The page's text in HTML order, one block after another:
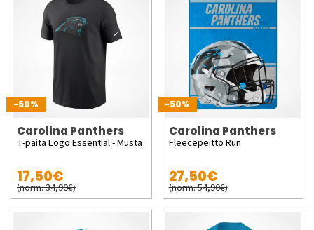
-50%
Carolina Panthers
T-paita Logo Essential - Musta
17,50€
(norm. 34,90€)
-50%
Carolina Panthers
Fleecepeitto Run
27,50€
(norm. 54,90€)